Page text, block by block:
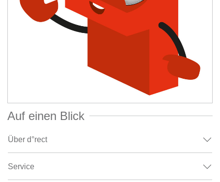
Auf einen Blick
Über d°rect
Service